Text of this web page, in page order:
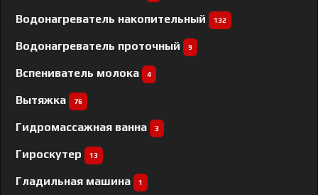
Водонагреватель накопительный 132
Водонагреватель проточный 9
Вспениватель молока 4
Вытяжка 76
Гидромассажная ванна 3
Гироскутер 13
Гладильная машина 1